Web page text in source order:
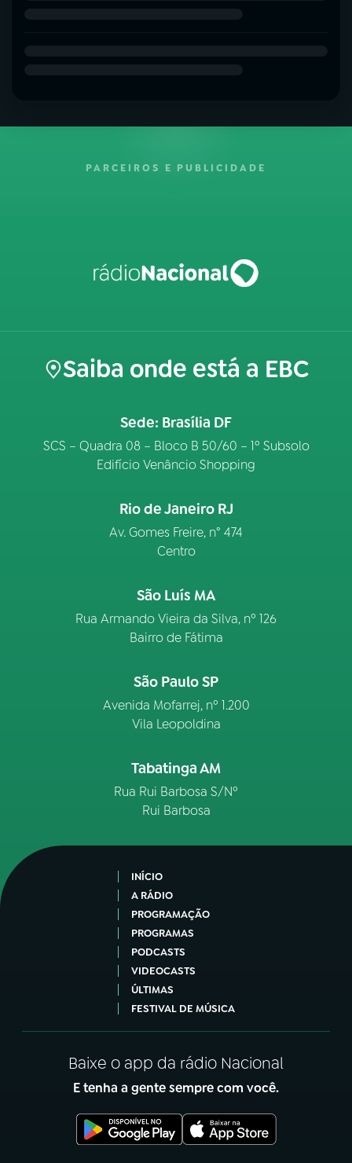
PARCEIROS E PUBLICIDADE
Saiba onde está a EBC
Sede: Brasília DF
SCS – Quadra 08 – Bloco B 50/60 – 1º Subsolo
Edifício Venâncio Shopping
Rio de Janeiro RJ
Av. Gomes Freire, n° 474
Centro
São Luís MA
Rua Armando Vieira da Silva, nº 126
Bairro de Fátima
São Paulo SP
Avenida Mofarrej, nº 1.200
Vila Leopoldina
Tabatinga AM
Rua Rui Barbosa S/Nº
Rui Barbosa
INÍCIO
A RÁDIO
PROGRAMAÇÃO
PROGRAMAS
PODCASTS
VIDEOCASTS
ÚLTIMAS
FESTIVAL DE MÚSICA
Baixe o app da rádio Nacional
E tenha a gente sempre com você.